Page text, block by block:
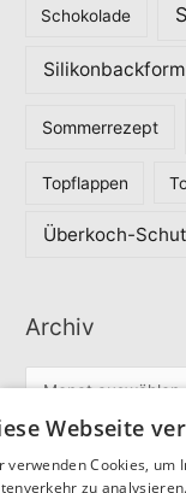
Schokolade
Sommerrezept
Topflappen
Überkoch-
Archiv
Partner
Webseite
verwenden Cookies, um
zu